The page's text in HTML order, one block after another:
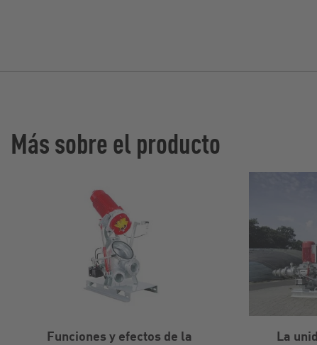
Más sobre el producto
Funciones y efectos de la
La